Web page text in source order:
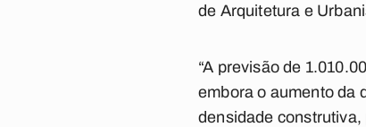
de Arquitetura e
“A previsão de
embora o aumento da
densidade